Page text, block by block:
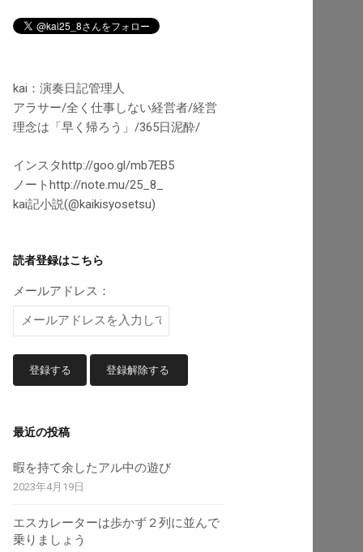
kai：演奏日記管理人
アラサー/全く仕事しない経営者/経営
理念は「早く帰ろう」/365日泥酔/
インスタhttp://goo.gl/mb7EB5
ノートhttp://note.mu/25_8_
kai記小説(@kaikisyosetsu)
読者登録はこちら
メールアドレス：
最近の投稿
暇を持て余したアル中の遊び
2023年4月19日
エスカレーターは歩かず２列に並んで
乗りましょう